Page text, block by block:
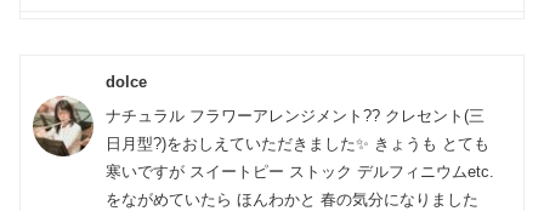
dolce
ナチュラル フラワーアレンジメント?? クレセント(三
日月型?)をおしえていただきました✨ きょうも とても
寒いですが スイートピー ストック デルフィニウムetc.
をながめていたら ほんわかと 春の気分になりました